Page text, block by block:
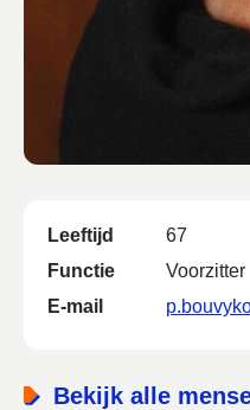
Leeftijd
67
Functie
Voorzitter
E-mail
Bekijk alle